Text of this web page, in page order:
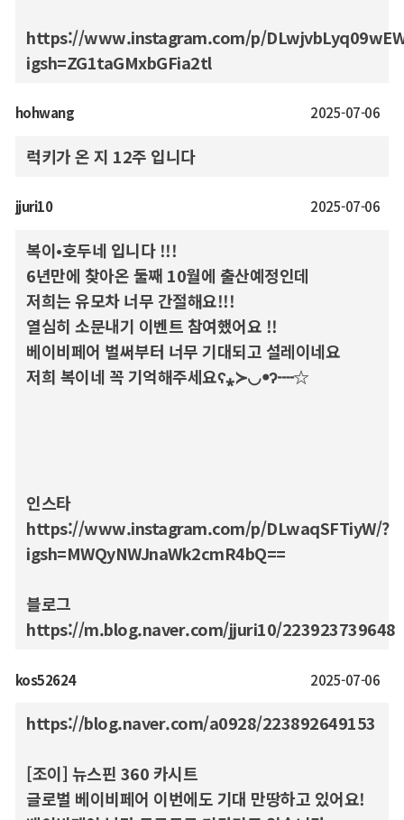
https://www.instagram.com/p/
igsh=ZG1taGMxbGFia2tl
hohwang 2025-07-06
럭키가 온 지 12주 입니다
jjuri10 2025-07-06
복이•호두네 입니다 !!!
6년만에 찾아온 둘째 10월에 출산예정인데
저희는 유모차 너무 간절해요!!!
열심히 소문내기 이벤트 참여했어요 !!
베이비페어 벌써부터 너무 기대되고 설레이네요
저희 복이네 꼭 기억해주세요ʕ⁎≻◡ꔷʔ┉☆
인스타
https://www.instagram.com/p/DLwaqSFTiyW/?
igsh=MWQyNWJnaWk2cmR4bQ==
블로그
https://m.blog.naver.com/jjuri10/223923739648
kos52624 2025-07-06
https://blog.naver.com/a0928/223892649153
[조이] 뉴스핀 360 카시트
글로벌 베이비페어 이번에도 기대 만땅하고 있어요!